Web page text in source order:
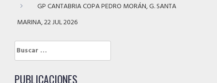
GP CANTABRIA COPA PEDRO MORÁN, G. SANTA
MARINA, 22 JUL 2026
Buscar:
PUBLICACIONES